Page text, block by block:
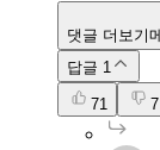
댓글 더보기
답글 1
71 7